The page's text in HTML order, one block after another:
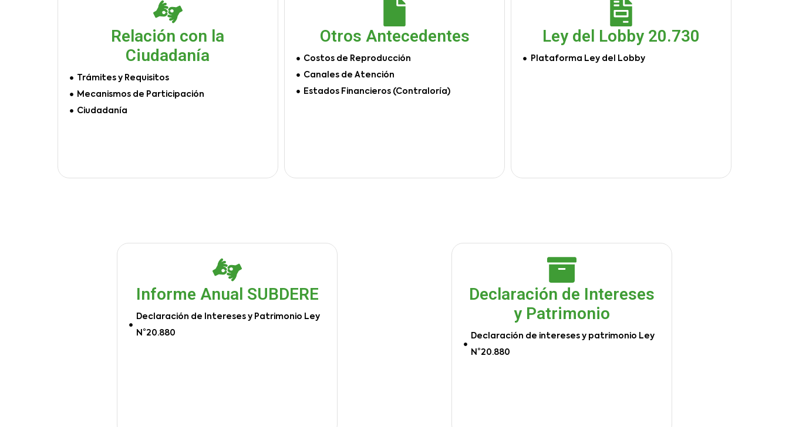
Relación con la
Ciudadanía
Trámites y Requisitos
Mecanismos de Participación
Ciudadanía
Otros Antecedentes
Costos de Reproducción
Canales de Atención
Estados Financieros (Contraloría)
Ley del Lobby 20.730
Plataforma Ley del Lobby
Informe Anual SUBDERE
Declaración de Intereses y Patrimonio Ley
N°20.880
Declaración de Intereses
y Patrimonio
Declaración de intereses y patrimonio Ley
N°20.880